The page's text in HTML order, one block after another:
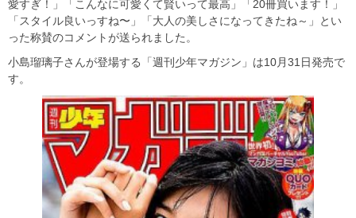
愛すぎ！」「こんなに可愛くて賢いって最高」「20冊買います！」
「スタイル良いっすね〜」「大人の美しさになってきたね～」とい
った称賛のコメントが送られました。
小島瑠璃子さんが登場する「週刊少年マガジン」は10月31日発売で
す。